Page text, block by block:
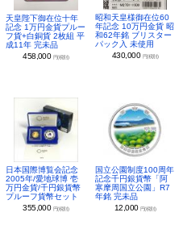
天皇陛下御在位十年
記念 1万円金貨プルー
フ貨+白銅貨 2枚組 平
成11年 完未品
458,000 円(税別)
昭和天皇様御在位60
年記念 10万円金貨 昭
和62年銘 ブリスター
パック入 未使用
430,000 円(税別)
日本国際博覧会記念
2005年/愛地球博 壱
万円金貨/千円銀貨幣
プルーフ貨幣セット
355,000 円(税別)
国立公園制度100周年
記念千円銀貨幣「阿
寒摩周国立公園」R7
年銘 完未品
12,000 円(税別)